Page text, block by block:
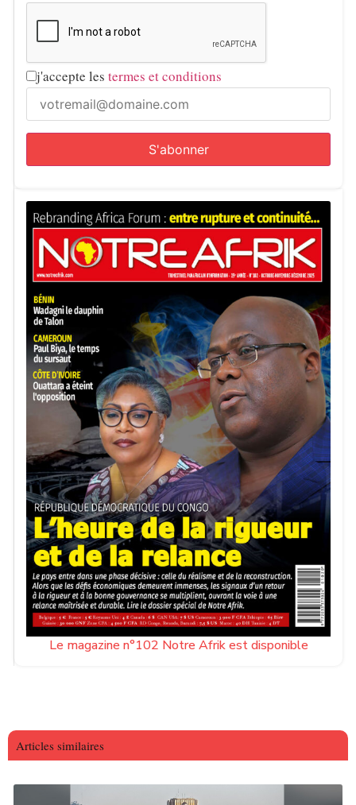
j'accepte les termes et conditions
Le magazine n°102 Notre Afrik est disponible
Articles similaires